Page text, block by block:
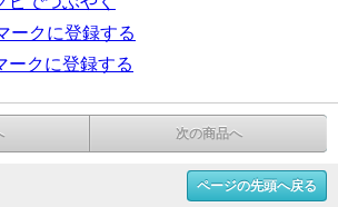
ークに登録する
ークに登録する
次の商品へ
ページの先頭へ戻る